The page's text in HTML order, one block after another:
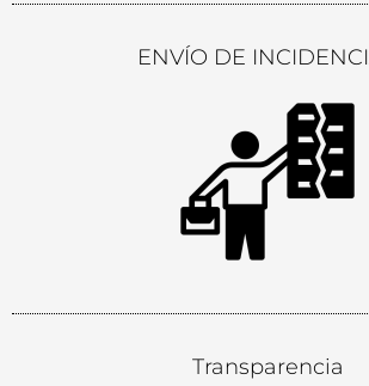
ENVÍO DE
Transparencia